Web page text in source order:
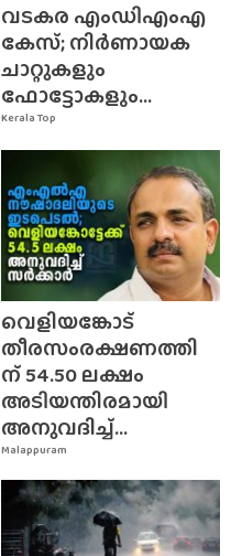
Kerala Top
വടകര എംഡിഎംഎ
കേസ്; നിർണായക
ചാറ്റുകളും
ഫോട്ടോകളും...
Malappuram
വെളിയങ്കോട്
തീരസംരക്ഷണത്തി
ന് 54.50 ലക്ഷം
അടിയന്തിരമായി
അനുവദിച്ച്...